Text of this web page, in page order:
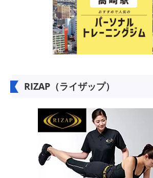
RIZAP（ライザップ）